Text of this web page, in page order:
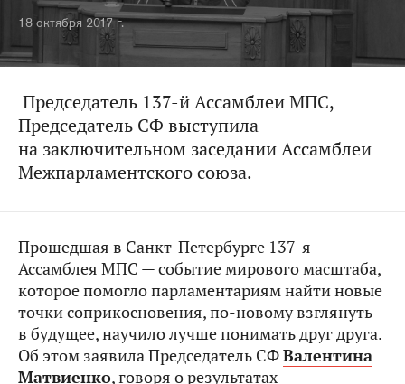
18 октября 2017 г.
Председатель 137-й Ассамблеи МПС,
Председатель СФ выступила
на заключительном заседании Ассамблеи
Межпарламентского союза.
Прошедшая в Санкт-Петербурге 137-я
Ассамблея МПС — событие мирового масштаба,
которое помогло парламентариям найти новые
точки соприкосновения, по‑новому взглянуть
в будущее, научило лучше понимать друг друга.
Об этом заявила Председатель СФВалентина
Матвиенко,говоря о результатах